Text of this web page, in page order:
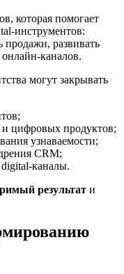
которая помогает
инструментов:
продажи, развивать
каналов.
могут закрывать
и цифровых продуктов;
узнаваемости;
CRM;
digital-каналы.
результат и